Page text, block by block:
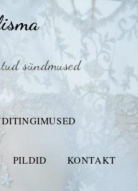
sündmused
PILDID KONTAKT